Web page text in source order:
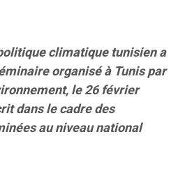
climatique tunisien a
organisé à Tunis par
le 26 février
dans le cadre des
au niveau national